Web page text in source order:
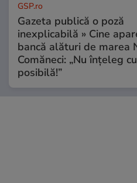
GSP.ro
Gazeta publică o poză
inexplicabilă » Cine
bancă alături de marea
Comăneci: „Nu înțeleg
posibilă!”